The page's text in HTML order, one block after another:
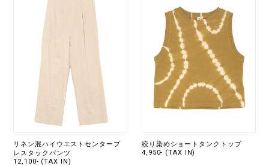
リネン混ハイウエストセンタープ
レスタックパンツ
12,100- (TAX IN)
絞り染めショートタンクトップ
4,950- (TAX IN)